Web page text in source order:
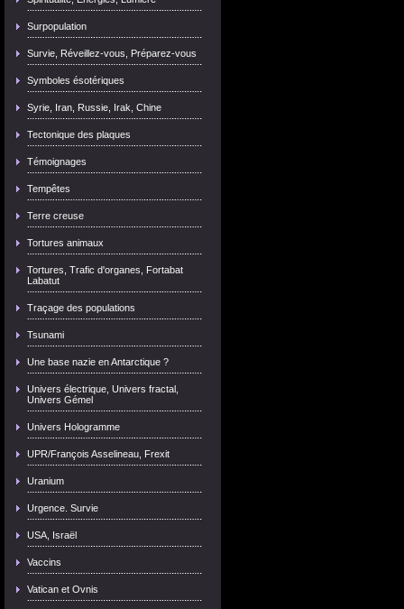
Surpopulation
Survie, Réveillez-vous, Préparez-vous
Symboles ésotériques
Syrie, Iran, Russie, Irak, Chine
Tectonique des plaques
Témoignages
Tempêtes
Terre creuse
Tortures animaux
Tortures, Trafic d'organes, Fortabat
Labatut
Traçage des populations
Tsunami
Une base nazie en Antarctique ?
Univers électrique, Univers fractal,
Univers Gémel
Univers Hologramme
UPR/François Asselineau, Frexit
Uranium
Urgence. Survie
USA, Israël
Vaccins
Vatican et Ovnis